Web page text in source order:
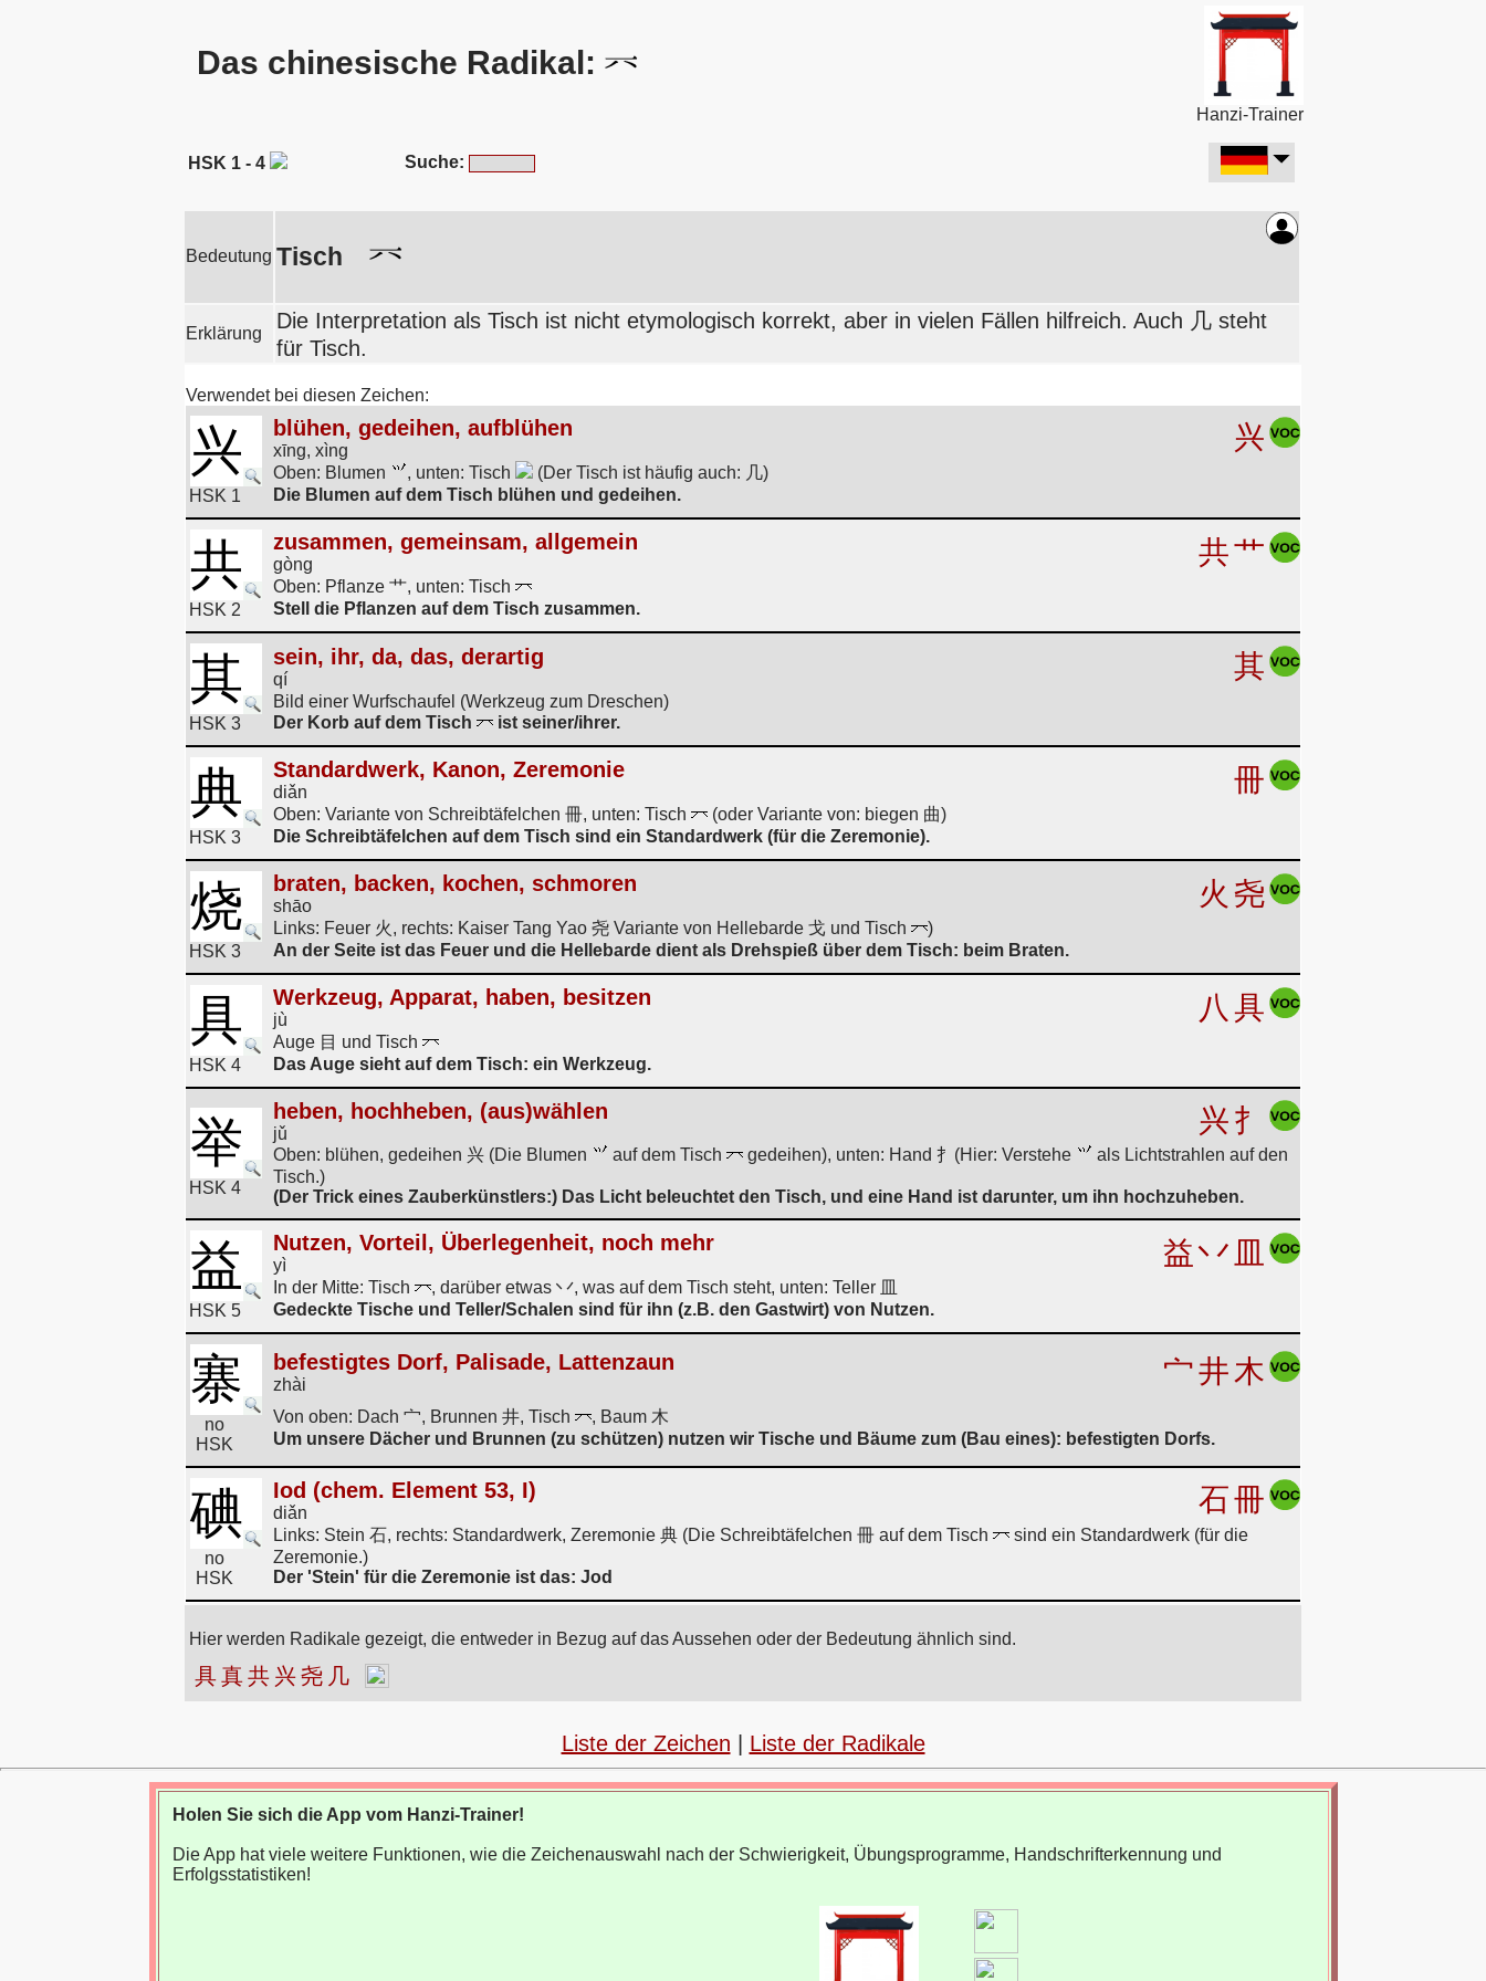
Das chinesische Radikal:
Hanzi-Trainer
HSK 1 - 4 Suche:
Bedeutung Tisch
Erklärung
Die Interpretation als Tisch ist nicht etymologisch korrekt, aber in vielen Fällen hilfreich. Auch 几 steht
für Tisch.
Verwendet bei diesen Zeichen:
兴
HSK 1
blühen, gedeihen, aufblühen
xīng, xìng 兴
Oben: Blumen , unten: Tisch
(Der Tisch ist häufig auch: 几)
Die Blumen auf dem Tisch blühen und gedeihen.
共
HSK 2
zusammen, gemeinsam, allgemein
gòng 共艹
Oben: Pflanze 艹, unten: Tisch
Stell die Pflanzen auf dem Tisch zusammen.
其
HSK 3
sein, ihr, da, das, derartig
qí 其
Bild einer Wurfschaufel (Werkzeug zum Dreschen)
Der Korb auf dem Tisch
ist seiner/ihrer.
典
HSK 3
Standardwerk, Kanon, Zeremonie
diǎn 冊
Oben: Variante von Schreibtäfelchen 冊, unten: Tisch
(oder Variante von: biegen 曲)
Die Schreibtäfelchen auf dem Tisch sind ein Standardwerk (für die Zeremonie).
烧
HSK 3
braten, backen, kochen, schmoren
shāo 火 尧
Links: Feuer 火, rechts: Kaiser Tang Yao 尧 Variante von Hellebarde 戈 und Tisch
)
An der Seite ist das Feuer und die Hellebarde dient als Drehspieß über dem Tisch: beim Braten.
具
HSK 4
Werkzeug, Apparat, haben, besitzen
jù 八 具
Auge 目 und Tisch
Das Auge sieht auf dem Tisch: ein Werkzeug.
举
HSK 4
heben, hochheben, (aus)wählen
jǔ 兴扌
Oben: blühen, gedeihen 兴 (Die Blumen auf dem Tisch gedeihen), unten: Hand 扌(Hier: Verstehe
als Lichtstrahlen auf den
Tisch.)
(Der Trick eines Zauberkünstlers:) Das Licht beleuchtet den Tisch, und eine Hand ist darunter, um ihn hochzuheben.
益
HSK 5
Nutzen, Vorteil, Überlegenheit, noch mehr
yì 益丷 皿
In der Mitte: Tisch
, darüber etwas 丷, was auf dem Tisch steht, unten: Teller 皿
Gedeckte Tische und Teller/Schalen sind für ihn (z.B. den Gastwirt) von Nutzen.
寨
no
HSK
befestigtes Dorf, Palisade, Lattenzaun
zhài 宀井木
Von oben: Dach 宀, Brunnen 井, Tisch
, Baum 木
Um unsere Dächer und Brunnen (zu schützen) nutzen wir Tische und Bäume zum (Bau eines): befestigten Dorfs.
碘
no
HSK
Iod (chem. Element 53, I)
diǎn 石冊
Links: Stein 石, rechts: Standardwerk, Zeremonie 典 (Die Schreibtäfelchen 冊 auf dem Tisch
sind ein Standardwerk (für die
Zeremonie.)
Der 'Stein' für die Zeremonie ist das: Jod
Hier werden Radikale gezeigt, die entweder in Bezug auf das Aussehen oder der Bedeutung ähnlich sind.
具真共 兴尧 几
Liste der Zeichen Liste der Radikale
Holen Sie sich die App vom Hanzi-Trainer!
Die App hat viele weitere Funktionen, wie die Zeichenauswahl nach der Schwierigkeit, Übungsprogramme, Handschrifterkennung und
Erfolgsstatistiken!